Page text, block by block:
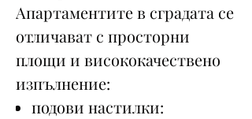
Апартаментите в сградата се
отличават с просторни
площи и висококачествено
изпълнение:
подови настилки: